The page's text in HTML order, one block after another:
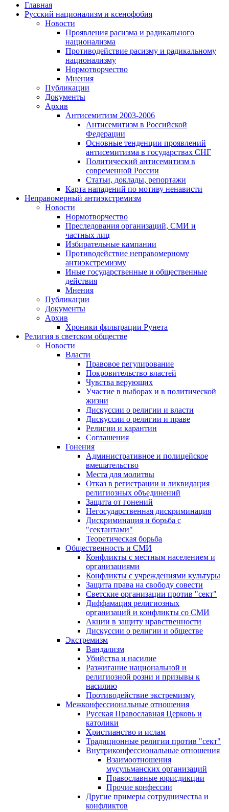
Главная
Русский национализм и ксенофобия
Новости
Проявления расизма и радикального
национализма
Противодействие расизму и радикальному
национализму
Нормотворчество
Мнения
Публикации
Документы
Архив
Антисемитизм 2003-2006
Антисемитизм в Российской
Федерации
Основные тенденции проявлений
антисемитизма в государствах СНГ
Политический антисемитизм в
современной России
Статьи, доклады, репортажи
Карта нападений по мотиву ненависти
Неправомерный антиэкстремизм
Новости
Нормотворчество
Преследования организаций, СМИ и
частных лиц
Избирательные кампании
Противодействие неправомерному
антиэкстремизму
Иные государственные и общественные
действия
Мнения
Публикации
Документы
Архив
Хроники фильтрации Рунета
Религия в светском обществе
Новости
Власти
Правовое регулирование
Покровительство властей
Чувства верующих
Участие в выборах и в политической
жизни
Дискуссии о религии и власти
Дискуссии о религии и праве
Религии и карантин
Соглашения
Гонения
Административное и полицейское
вмешательство
Места для молитвы
Отказ в регистрации и ликвидация
религиозных объединений
Защита от гонений
Негосударственная дискриминация
Дискриминация и борьба с
"сектантами"
Теоретическая борьба
Общественность и СМИ
Конфликты с местным населением и
организациями
Конфликты с учреждениями культуры
Защита права на свободу совести
Светские организации против "сект"
Диффамация религиозных
организаций и конфликты со СМИ
Акции в защиту нравственности
Дискуссии о религии и обществе
Экстремизм
Вандализм
Убийства и насилие
Разжигание национальной и
религиозной розни и призывы к
насилию
Противодействие экстремизму
Межконфессиональные отношения
Русская Православная Церковь и
католики
Христианство и ислам
Традиционные религии против "сект"
Внутриконфессиональные отношения
Взаимоотношения
мусульманских организаций
Православные юрисдикции
Прочие конфессии
Другие примеры сотрудничества и
конфликтов